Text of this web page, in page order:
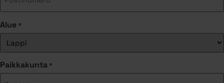
Alue *
Paikkakunta *